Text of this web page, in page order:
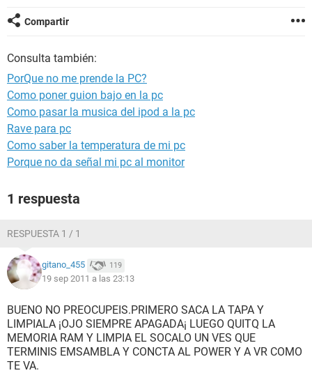
Compartir
Consulta también:
PorQue no me prende la PC?
Como poner guion bajo en la pc
Como pasar la musica del ipod a la pc
Rave para pc
Como saber la temperatura de mi pc
Porque no da señal mi pc al monitor
1 respuesta
RESPUESTA 1 / 1
gitano_455 119
19 sep 2011 a las 23:13
BUENO NO PREOCUPEIS.PRIMERO SACA LA TAPA Y
LIMPIALA ¡OJO SIEMPRE APAGADA¡ LUEGO QUITQ LA
MEMORIA RAM Y LIMPIA EL SOCALO UN VES QUE
TERMINIS EMSAMBLA Y CONCTA AL POWER Y A VR COMO
TE VA.